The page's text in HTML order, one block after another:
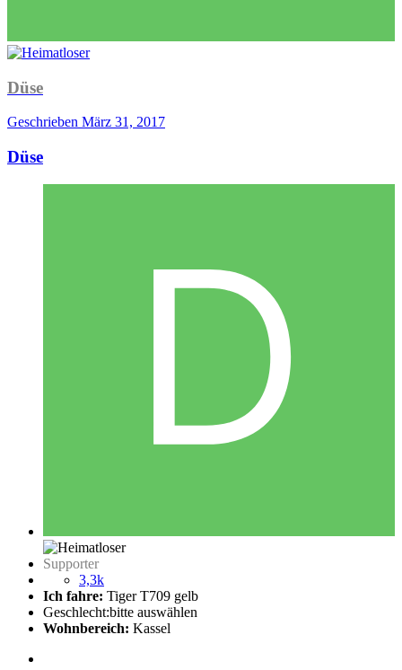
Düse
Geschrieben März 31, 2017
Düse
Supporter
3,3k
Ich fahre: Tiger T709 gelb
Geschlecht:bitte auswählen
Wohnbereich: Kassel